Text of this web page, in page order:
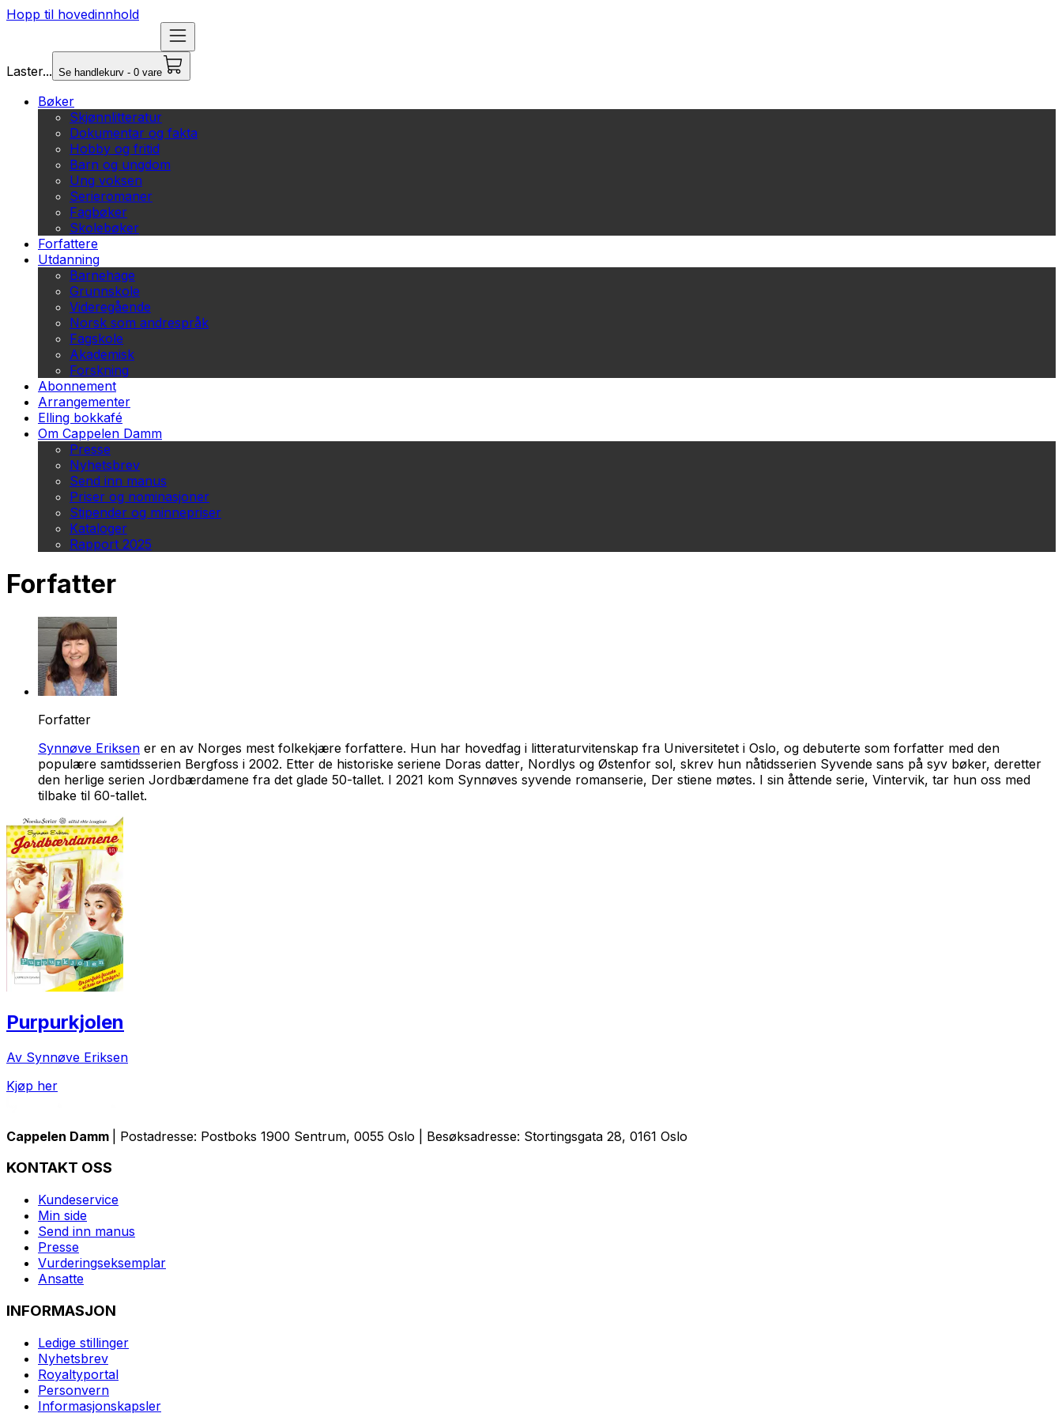
Hopp til hovedinnhold
Laster... Se handlekurv - 0 vare
Bøker
Skjønnlitteratur
Dokumentar og fakta
Hobby og fritid
Barn og ungdom
Ung voksen
Serieromaner
Fagbøker
Skolebøker
Forfattere
Utdanning
Barnehage
Grunnskole
Videregående
Norsk som andrespråk
Fagskole
Akademisk
Forskning
Abonnement
Arrangementer
Elling bokkafé
Om Cappelen Damm
Presse
Nyhetsbrev
Send inn manus
Priser og nominasjoner
Stipender og minnepriser
Kataloger
Rapport 2025
Forfatter
Forfatter
Synnøve Eriksen er en av Norges mest folkekjære forfattere. Hun har hovedfag i litteraturvitenskap fra Universitetet i Oslo, og debuterte som forfatter med den
populære samtidsserien Bergfoss i 2002. Etter de historiske seriene Doras datter, Nordlys og Østenfor sol, skrev hun nåtidsserien Syvende sans på syv bøker, deretter
den herlige serien Jordbærdamene fra det glade 50-tallet. I 2021 kom Synnøves syvende romanserie, Der stiene møtes. I sin åttende serie, Vintervik, tar hun oss med
tilbake til 60-tallet.
Purpurkjolen
Av Synnøve Eriksen
Kjøp her
Cappelen Damm | Postadresse: Postboks 1900 Sentrum, 0055 Oslo | Besøksadresse: Stortingsgata 28, 0161 Oslo
KONTAKT OSS
Kundeservice
Min side
Send inn manus
Presse
Vurderingseksemplar
Ansatte
INFORMASJON
Ledige stillinger
Nyhetsbrev
Royaltyportal
Personvern
Informasjonskapsler